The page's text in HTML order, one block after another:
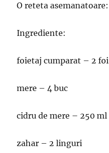
O reteta asemanatoare:
Ingrediente:
foietaj cumparat – 2 foi
mere – 4 buc
cidru de mere – 250 ml
zahar – 2 linguri